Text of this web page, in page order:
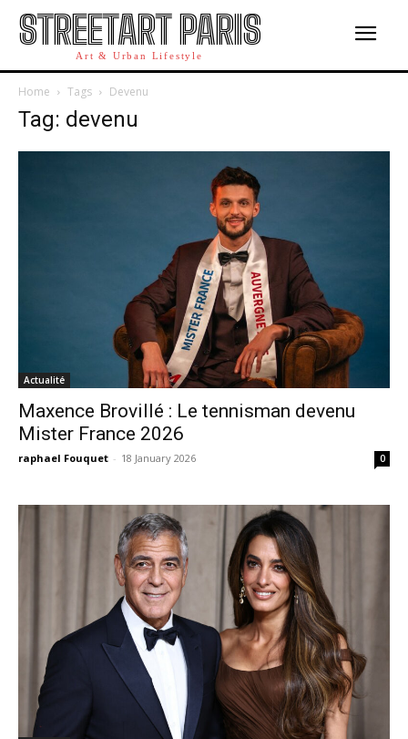
STREETART PARIS
Art & Urban Lifestyle
Home Tags Devenu
Tag: devenu
Actualité
Maxence Brovillé : Le tennisman devenu
Mister France 2026
raphael Fouquet - 18 January 2026 0